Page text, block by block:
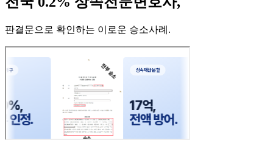
판결문으로 확인하는 이로운 승소사례 .